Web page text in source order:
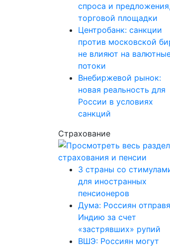
спроса и
торговой площадки
Центробанк: санкции
против московской
не влияют на
потоки
Внебиржевой рынок:
новая реальность для
России в условиях
санкций
Страхование
3 страны со
для иностранных
пенсионеров
Дума: Россиян
Индию за счет
«застрявших» рупий
ВШЭ: Россиян могут